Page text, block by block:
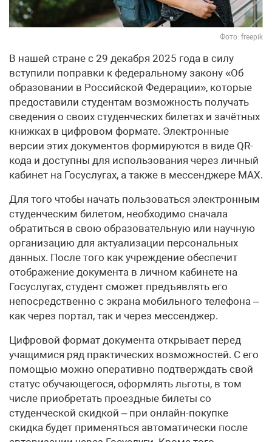
Фото: freepik
В нашей стране с 29 декабря 2025 года в силу
вступили поправки к федеральному закону «Об
образовании в Российской Федерации», которые
предоставили студентам возможность получать
сведения о своих студенческих билетах и зачётных
книжках в цифровом формате. Электронные
версии этих документов формируются в виде QR-
кода и доступны для использования через личный
кабинет на Госуслугах, а также в мессенджере MАХ.
Для того чтобы начать пользоваться электронным
студенческим билетом, необходимо сначала
обратиться в свою образовательную или научную
организацию для актуализации персональных
данных. После того как учреждение обеспечит
отображение документа в личном кабинете на
Госуслугах, студент сможет предъявлять его
непосредственно с экрана мобильного телефона –
как через портал, так и через мессенджер.
Цифровой формат документа открывает перед
учащимися ряд практических возможностей. С его
помощью можно оперативно подтверждать свой
статус обучающегося, оформлять льготы, в том
числе приобретать проездные билеты со
студенческой скидкой – при онлайн-покупке
скидка будет применяться автоматически после